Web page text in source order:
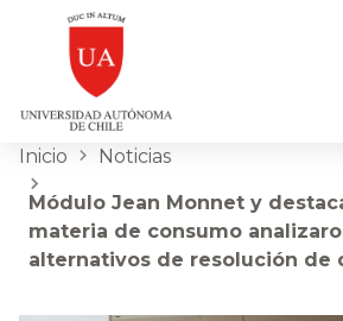
Inicio Noticias
Módulo Jean Monnet y
materia de consumo
alternativos de resolución de